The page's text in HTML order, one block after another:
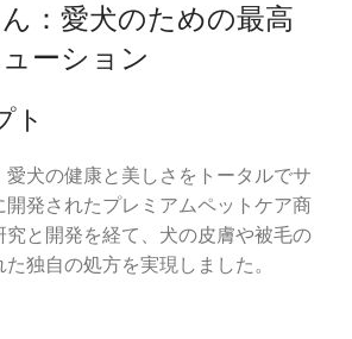
：愛犬のための最高
ーション
ト
愛犬の健康と美しさをトータルでサ
開発されたプレミアムペットケア商
究と開発を経て、犬の皮膚や被毛の
独自の処方を実現しました。